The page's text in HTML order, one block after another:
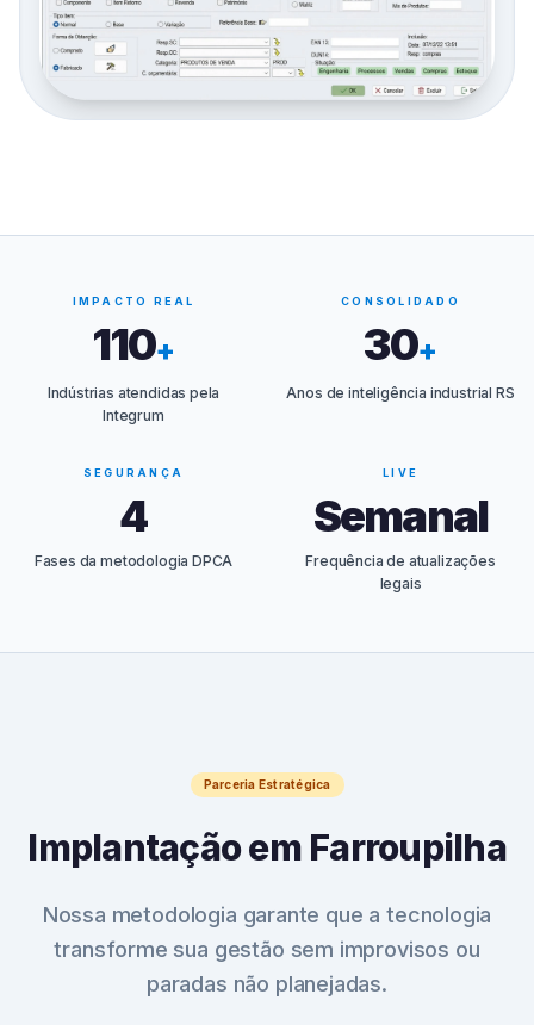
IMPACTO REAL
110+
Indústrias atendidas pela
Integrum
CONSOLIDADO
30+
Anos de inteligência industrial RS
SEGURANÇA
4
Fases da metodologia DPCA
LIVE
Semanal
Frequência de atualizações
legais
Parceria Estratégica
Implantação em Farroupilha
Nossa metodologia garante que a tecnologia
transforme sua gestão sem improvisos ou
paradas não planejadas.